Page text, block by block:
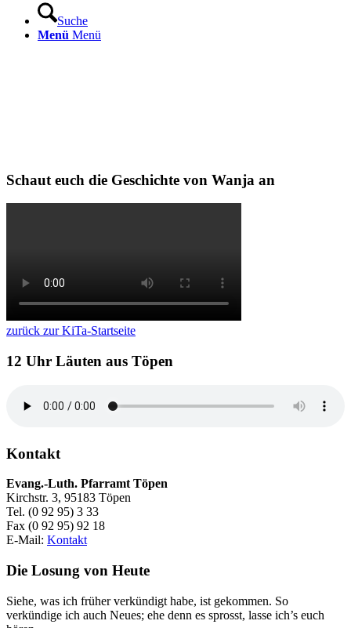
Suche
Menü Menü
Schaut euch die Geschichte von Wanja an
zurück zur KiTa-Startseite
12 Uhr Läuten aus Töpen
Kontakt
Evang.-Luth. Pfarramt Töpen
Kirchstr. 3, 95183 Töpen
Tel. (0 92 95) 3 33
Fax (0 92 95) 92 18
E-Mail: Kontakt
Die Losung von Heute
Siehe, was ich früher verkündigt habe, ist gekommen. So
verkündige ich auch Neues; ehe denn es sprosst, lasse ich’s euch